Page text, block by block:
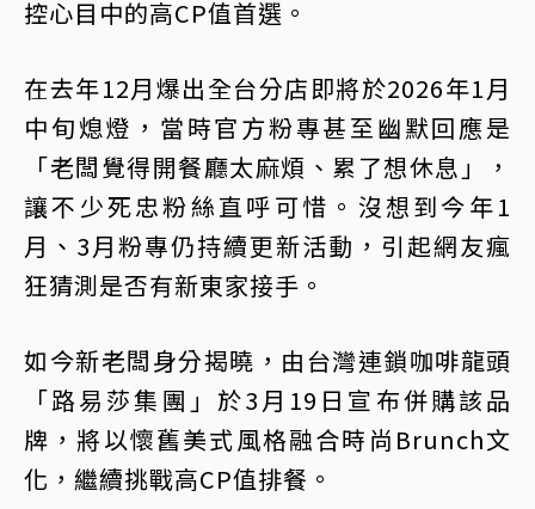
控心目中的高CP值首選。
在去年12月爆出全台分店即將於2026年1月
中旬熄燈，當時官方粉專甚至幽默回應是
「老闆覺得開餐廳太麻煩、累了想休息」，
讓不少死忠粉絲直呼可惜。沒想到今年1
月、3月粉專仍持續更新活動，引起網友瘋
狂猜測是否有新東家接手。
如今新老闆身分揭曉，由台灣連鎖咖啡龍頭
「路易莎集團」於3月19日宣布併購該品
牌，將以懷舊美式風格融合時尚Brunch文
化，繼續挑戰高CP值排餐。